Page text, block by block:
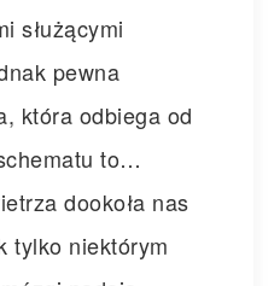
służącymi
pewna
która odbiega od
to…
dookoła nas
tylko niektórym